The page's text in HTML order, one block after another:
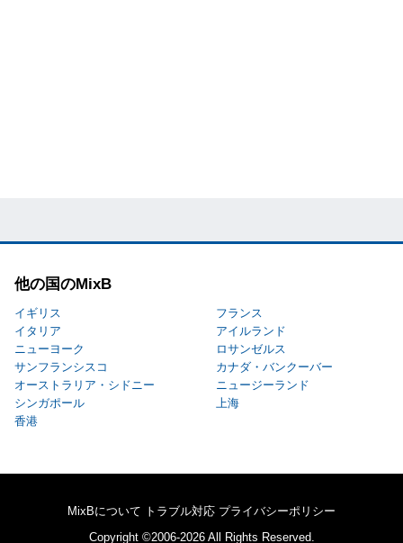
他の国のMixB
イギリス
フランス
イタリア
アイルランド
ニューヨーク
ロサンゼルス
サンフランシスコ
カナダ・バンクーバー
オーストラリア・シドニー
ニュージーランド
シンガポール
上海
香港
MixBについて トラブル対応 プライバシーポリシー
Copyright ©2006-2026 All Rights Reserved.